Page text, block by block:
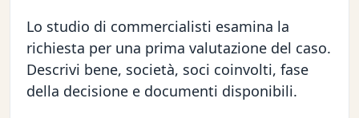
Lo studio di commercialisti esamina la
richiesta per una prima valutazione del caso.
Descrivi bene, società, soci coinvolti, fase
della decisione e documenti disponibili.